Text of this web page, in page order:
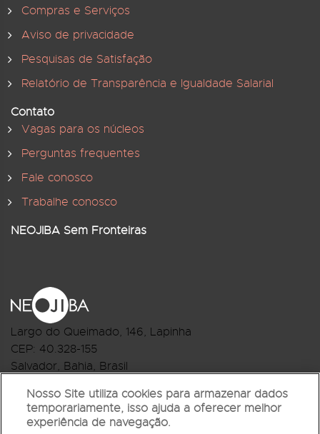
Compras e Serviços
Aviso de privacidade
Pesquisas de Satisfação
Relatório de Transparência e Igualdade Salarial
Contato
Vagas para os núcleos
Perguntas frequentes
Fale conosco
Trabalhe conosco
NEOJIBA Sem Fronteiras
Largo do Queimado, 146, Lapinha
CEP: 40.328-155
Salvador, Bahia, Brasil
R.Monte Castelo Nº 62, Bairro Barbalho
CEP: 40.301-210
Nosso Site utiliza cookies para armazenar dados
temporariamente, isso ajuda a oferecer melhor
experiência de navegação.